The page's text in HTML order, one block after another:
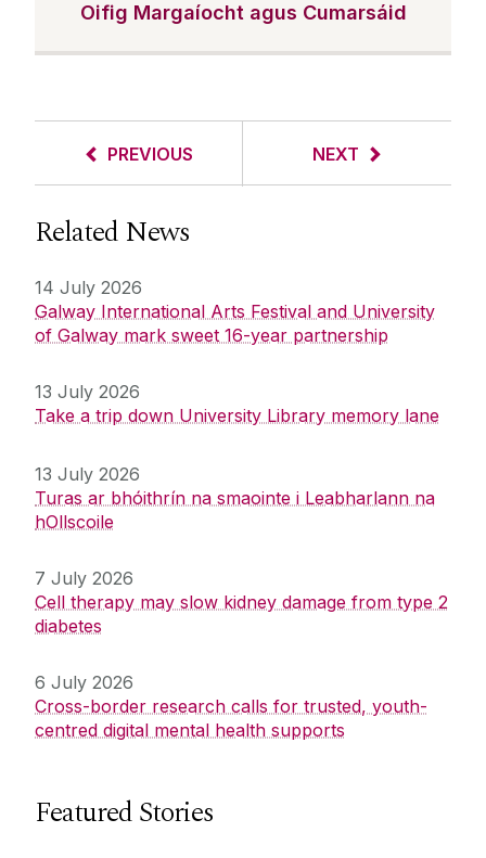
Oifig Margaíocht agus Cumarsáid
PREVIOUS NEXT
Related News
14 July 2026
Galway International Arts Festival and University
of Galway mark sweet 16-year partnership
13 July 2026
Take a trip down University Library memory lane
13 July 2026
Turas ar bhóithrín na smaointe i Leabharlann na
hOllscoile
7 July 2026
Cell therapy may slow kidney damage from type 2
diabetes
6 July 2026
Cross-border research calls for trusted, youth-
centred digital mental health supports
Featured Stories